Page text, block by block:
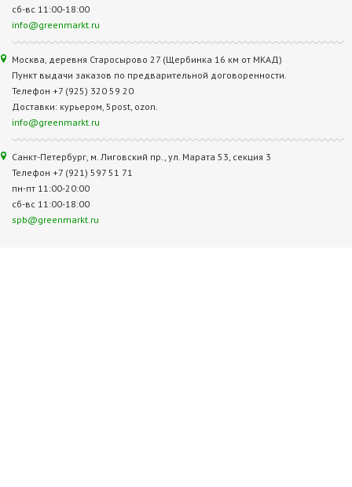
сб-вс 11:00-18:00
info@greenmarkt.ru
Москва, деревня Старосырово 27 (Щербинка 16 км от МКАД)
Пункт выдачи заказов по предварительной договоренности.
Телефон +7 (925) 320 59 20
Доставки: курьером, 5post, ozon.
info@greenmarkt.ru
Санкт-Петербург, м. Лиговский пр., ул. Марата 53, секция 3
Телефон +7 (921) 597 51 71
пн-пт 11:00-20:00
сб-вс 11:00-18:00
spb@greenmarkt.ru